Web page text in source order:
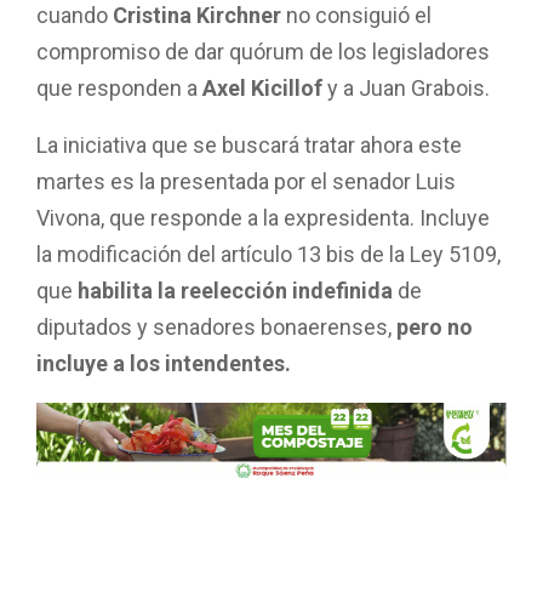
cuando Cristina Kirchner no consiguió el
compromiso de dar quórum de los legisladores
que responden a Axel Kicillofy a Juan Grabois.
La iniciativa que se buscará tratar ahora este
martes es la presentada por el senador Luis
Vivona, que responde a la expresidenta. Incluye
la modificación del artículo 13 bis de la Ley 5109,
que habilita la reelección indefinida de
diputados y senadores bonaerenses, pero no
incluye a los intendentes.